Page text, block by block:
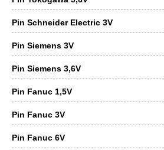
Pin Schneider Electric 3V
Pin Siemens 3V
Pin Siemens 3,6V
Pin Fanuc 1,5V
Pin Fanuc 3V
Pin Fanuc 6V